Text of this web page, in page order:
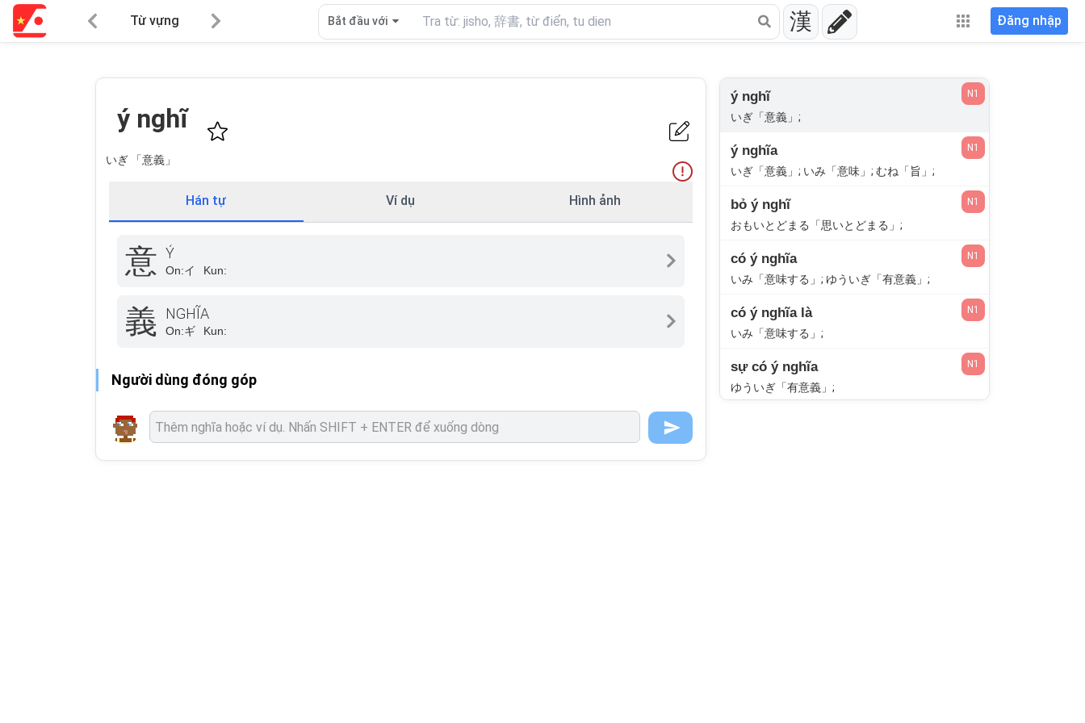
Từ vựng 漢
Bắt đầu với Đăng nhập
ý nghĩ
いぎ 「意義」
Hán tự Ví dụ Hình ảnh
意 Ý
On:イ Kun:
義 NGHĨA
On:ギ Kun:
Người dùng đóng góp
ý nghĩ
いぎ「意義」;
N1
ý nghĩa
いぎ「意義」; いみ「意味」; むね「旨」;
N1
bỏ ý nghĩ
おもいとどまる「思いとどまる」;
N1
có ý nghĩa
いみ「意味する」; ゆういぎ「有意義」;
N1
có ý nghĩa là
いみ「意味する」;
N1
sự có ý nghĩa
ゆういぎ「有意義」;
N1